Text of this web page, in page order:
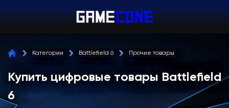
Категории Battlefield 6 Прочие товары
Купить цифровые товары Battlefield
6